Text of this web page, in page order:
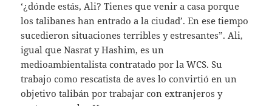
‘¿dónde estás, Ali? Tienes que venir a casa porque
los talibanes han entrado a la ciudad’. En ese tiempo
sucedieron situaciones terribles y estresantes”. Ali,
igual que Nasrat y Hashim, es un
medioambientalista contratado por la WCS. Su
trabajo como rescatista de aves lo convirtió en un
objetivo talibán por trabajar con extranjeros y